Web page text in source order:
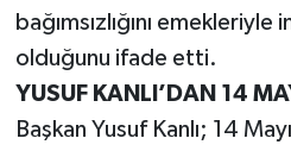
bağımsızlığını
olduğunu ifade etti.
YUSUF KANLI’DAN 14
Başkan Yusuf Kanlı; 14